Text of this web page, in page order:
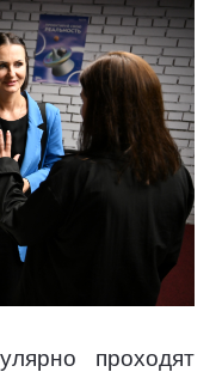
проходят